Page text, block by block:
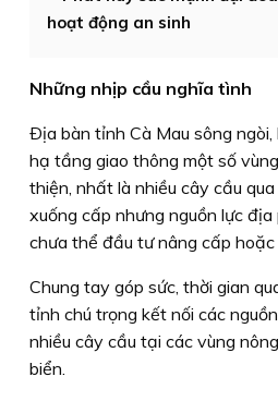
hoạt động an sinh
Những nhịp cầu nghĩa tình
Ðịa bàn tỉnh Cà Mau sông
hạ tầng giao thông một số
thiện, nhất là nhiều cây cầu
xuống cấp nhưng nguồn lực
chưa thể đầu tư nâng cấp hoặc
Chung tay góp sức, thời gian
tỉnh chú trọng kết nối các
nhiều cây cầu tại các vùng
biển.